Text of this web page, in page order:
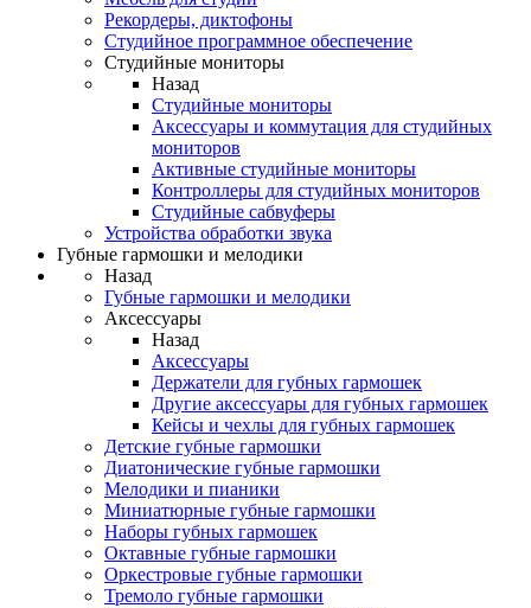
Рекордеры, диктофоны
Студийное программное обеспечение
Студийные мониторы
Назад
Студийные мониторы
Аксессуары и коммутация для студийных
мониторов
Активные студийные мониторы
Контроллеры для студийных мониторов
Студийные сабвуферы
Устройства обработки звука
Губные гармошки и мелодики
Назад
Губные гармошки и мелодики
Аксессуары
Назад
Аксессуары
Держатели для губных гармошек
Другие аксессуары для губных гармошек
Кейсы и чехлы для губных гармошек
Детские губные гармошки
Диатонические губные гармошки
Мелодики и пианики
Миниатюрные губные гармошки
Наборы губных гармошек
Октавные губные гармошки
Оркестровые губные гармошки
Тремоло губные гармошки